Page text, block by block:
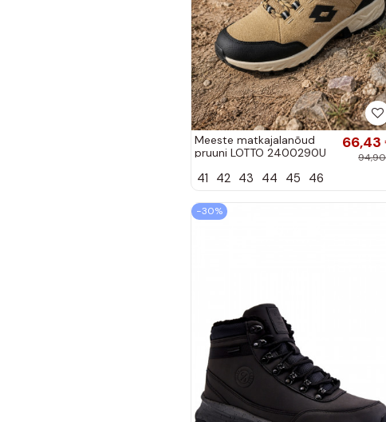
Meeste matkajalanõud
pruuni LOTTO 2400290U
66,43
41 42 43 44 45 46
−30%